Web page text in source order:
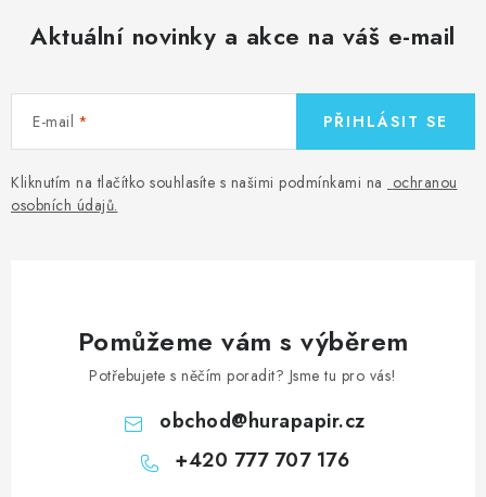
Aktuální novinky a akce na váš e-mail
E-mail
Kliknutím na tlačítko souhlasíte s našimi podmínkami na ochranou
osobních údajů.
PŘIHLÁSIT SE
Pomůžeme vám s výběrem
Potřebujete s něčím poradit? Jsme tu pro vás!
obchod@hurapapir.cz
+420 777 707 176